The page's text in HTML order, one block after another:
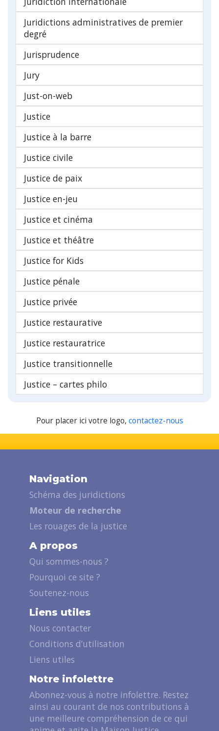
Juridictions administratives de premier
degré
Jurisprudence
Jury
Just-on-web
Justice
Justice à la barre
Justice civile
Justice de paix
Justice en-jeu
Justice et cinéma
Justice et théâtre
Justice for Kids
Justice pénale
Justice privée
Justice restaurative
Justice restauratrice
Justice transitionnelle
Justice – cartes philo
Pour placer ici votre logo, contactez-nous
Navigation
Schéma des juridictions
Moteur de recherche
Les rouages de la justice
A propos
Qui sommes-nous ?
Pourquoi ce site ?
Soutenez-nous
Liens utiles
Nous contacter
Conditions d’utilisation
Liens utiles
Notre infolettre
Abonnez-vous à notre infolettre. Restez
ainsi au courant de nos contributions à
une meilleure compréhension de ce qui